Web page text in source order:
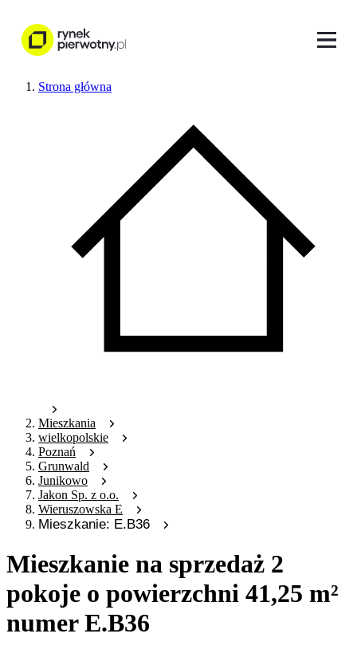
Strona główna
Mieszkania
wielkopolskie
Poznań
Grunwald
Junikowo
Jakon Sp. z o.o.
Wieruszowska E
Mieszkanie: E.B36
Mieszkanie na sprzedaż 2
pokoje o powierzchni 41,25 m²
numer E.B36